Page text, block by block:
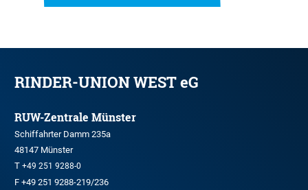
RINDER-UNION WEST eG
RUW-Zentrale Münster
Schiffahrter Damm 235a
48147 Münster
T +49 251 9288-0
F +49 251 9288-219/236